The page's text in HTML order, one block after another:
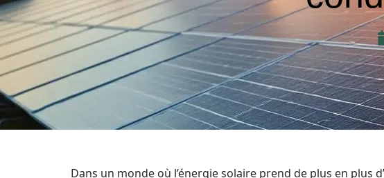
Dans un monde où l’énergie solaire prend de plus en plus